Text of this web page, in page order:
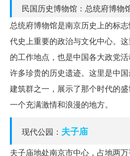
民国历史博物馆：总统府博物
总统府博物馆是南京历史上的标
代史上重要的政治与文化中心。
的工作地点，也是中国各大政党
许多珍贵的历史遗迹。这里是中
建筑群之一，展示了那个时代的
一个充满激情和浪漫的地方。
现代公园： 夫子庙
夫子庙地处南京市中心，占地两